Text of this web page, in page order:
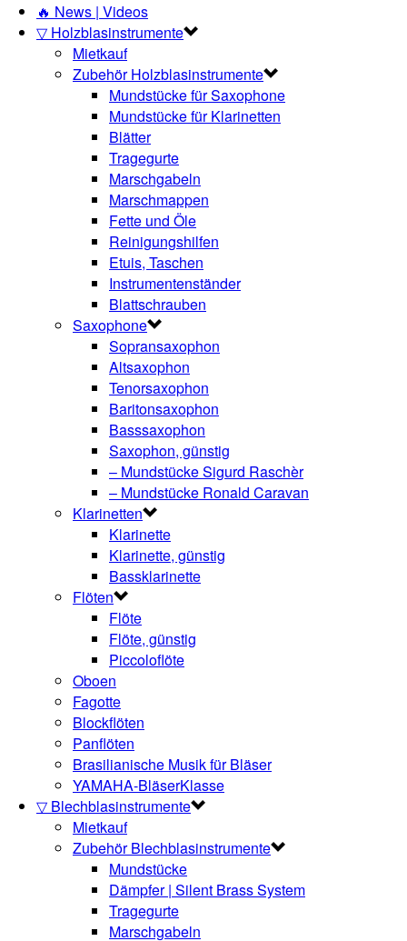
🔥 News | Videos
▽ Holzblasinstrumente
Mietkauf
Zubehör Holzblasinstrumente
Mundstücke für Saxophone
Mundstücke für Klarinetten
Blätter
Tragegurte
Marschgabeln
Marschmappen
Fette und Öle
Reinigungshilfen
Etuis, Taschen
Instrumentenständer
Blattschrauben
Saxophone
Sopransaxophon
Altsaxophon
Tenorsaxophon
Baritonsaxophon
Basssaxophon
Saxophon, günstig
– Mundstücke Sigurd Raschèr
– Mundstücke Ronald Caravan
Klarinetten
Klarinette
Klarinette, günstig
Bassklarinette
Flöten
Flöte
Flöte, günstig
Piccoloflöte
Oboen
Fagotte
Blockflöten
Panflöten
Brasilianische Musik für Bläser
YAMAHA-BläserKlasse
▽ Blechblasinstrumente
Mietkauf
Zubehör Blechblasinstrumente
Mundstücke
Dämpfer | Silent Brass System
Tragegurte
Marschgabeln